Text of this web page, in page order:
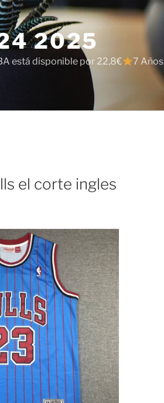
2025
está disponible por 22,8€
7 Años
el corte ingles